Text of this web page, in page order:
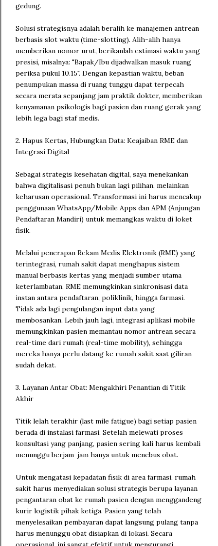
gedung.
Solusi strategisnya adalah beralih ke manajemen antrean
berbasis slot waktu (time-slotting). Alih-alih hanya
memberikan nomor urut, berikanlah estimasi waktu yang
presisi, misalnya: "Bapak/Ibu dijadwalkan masuk ruang
periksa pukul 10.15". Dengan kepastian waktu, beban
penumpukan massa di ruang tunggu dapat terpecah
secara merata sepanjang jam praktik dokter, memberikan
kenyamanan psikologis bagi pasien dan ruang gerak yang
lebih lega bagi staf medis.
2. Hapus Kertas, Hubungkan Data: Keajaiban RME dan
Integrasi Digital
Sebagai strategis kesehatan digital, saya menekankan
bahwa digitalisasi penuh bukan lagi pilihan, melainkan
keharusan operasional. Transformasi ini harus mencakup
penggunaan WhatsApp/Mobile Apps dan APM (Anjungan
Pendaftaran Mandiri) untuk memangkas waktu di loket
fisik.
Melalui penerapan Rekam Medis Elektronik (RME) yang
terintegrasi, rumah sakit dapat menghapus sistem
manual berbasis kertas yang menjadi sumber utama
keterlambatan. RME memungkinkan sinkronisasi data
instan antara pendaftaran, poliklinik, hingga farmasi.
Tidak ada lagi pengulangan input data yang
membosankan. Lebih jauh lagi, integrasi aplikasi mobile
memungkinkan pasien memantau nomor antrean secara
real-time dari rumah (real-time mobility), sehingga
mereka hanya perlu datang ke rumah sakit saat giliran
sudah dekat.
3. Layanan Antar Obat: Mengakhiri Penantian di Titik
Akhir
Titik lelah terakhir (last mile fatigue) bagi setiap pasien
berada di instalasi farmasi. Setelah melewati proses
konsultasi yang panjang, pasien sering kali harus kembali
menunggu berjam-jam hanya untuk menebus obat.
Untuk mengatasi kepadatan fisik di area farmasi, rumah
sakit harus menyediakan solusi strategis berupa layanan
pengantaran obat ke rumah pasien dengan menggandeng
kurir logistik pihak ketiga. Pasien yang telah
menyelesaikan pembayaran dapat langsung pulang tanpa
harus menunggu obat disiapkan di lokasi. Secara